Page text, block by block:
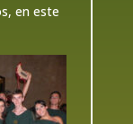
en este